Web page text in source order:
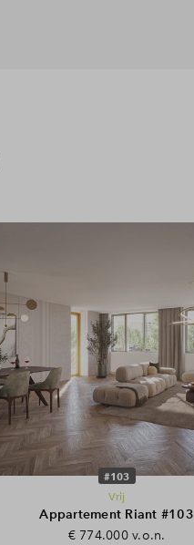
#103
Vrij
Appartement Riant #103
€ 774.000 v.o.n.